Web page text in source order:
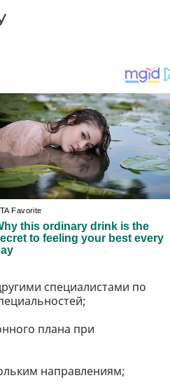
специалистами по
плана при
направлениям;